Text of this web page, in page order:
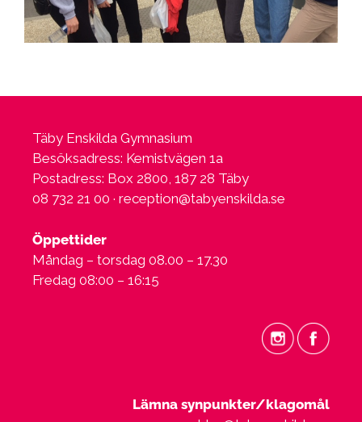
Täby Enskilda Gymnasium
Besöksadress: Kemistvägen 1a
Postadress: Box 2800, 187 28 Täby
08 732 21 00 · reception@tabyenskilda.se
Öppettider
Måndag – torsdag 08.00 – 17.30
Fredag 08:00 – 16:15
Lämna synpunkter/klagomål